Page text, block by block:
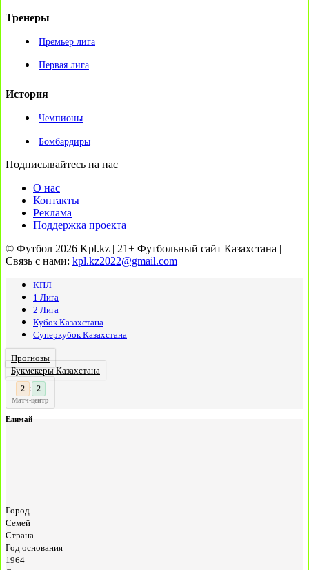
Тренеры
Премьер лига
Первая лига
История
Чемпионы
Бомбардиры
Подписывайтесь на нас
О нас
Контакты
Реклама
Поддержка проекта
© Футбол 2026 Kpl.kz | 21+ Футбольный сайт Казахстана |
Связь с нами: kpl.kz2022@gmail.com
КПЛ
1 Лига
2 Лига
Кубок Казахстана
Суперкубок Казахстана
Прогнозы
Букмекеры Казахстана
3
:
Матч-центр
Елимай
Город
Семей
Страна
Год основания
1964